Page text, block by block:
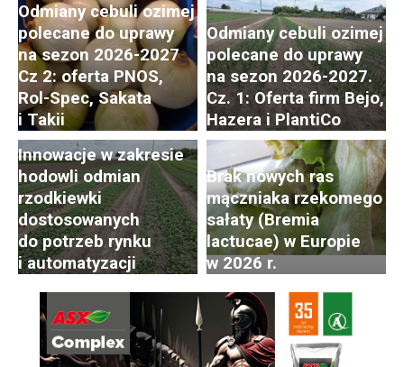
Odmiany cebuli ozimej
polecane do uprawy
na sezon 2026-2027
Cz 2: oferta PNOS,
Rol-Spec, Sakata
i Takii
Odmiany cebuli ozimej
polecane do uprawy
na sezon 2026-2027.
Cz. 1: Oferta firm Bejo,
Hazera i PlantiCo
Postępy i trendy
w hodowli i uprawie
rzodkiewki. Cz. 2:
Innowacje w zakresie
hodowli odmian
rzodkiewki
dostosowanych
do potrzeb rynku
i automatyzacji
Brak nowych ras
mączniaka rzekomego
sałaty (Bremia
lactucae) w Europie
w 2026 r.